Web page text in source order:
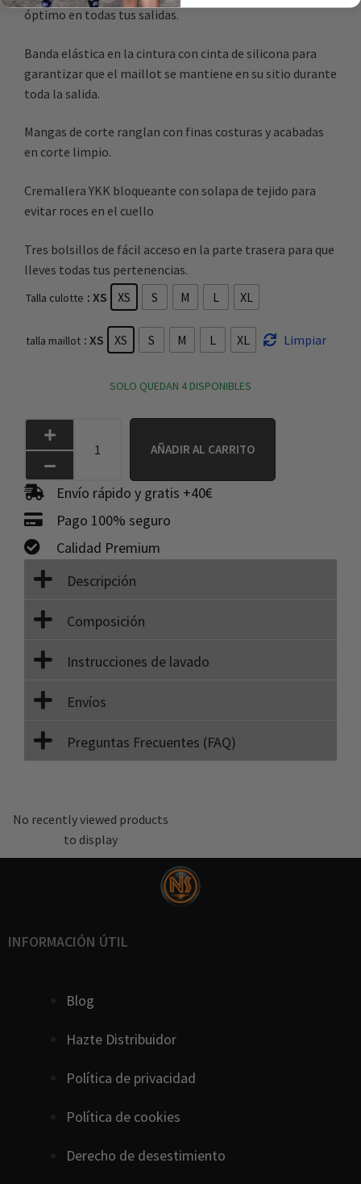
óptimo en todas tus salidas.
Banda elástica en la cintura con cinta de silicona para
garantizar que el maillot se mantiene en su sitio durante
toda la salida.
Mangas de corte ranglan con finas costuras y acabadas
en corte limpio.
Cremallera YKK bloqueante con solapa de tejido para
evitar roces en el cuello
Tres bolsillos de fácil acceso en la parte trasera para que
lleves todas tus pertenencias.
Talla culotte : XS XS S M L XL
talla maillot : XS XS S M L XL Limpiar
SOLO QUEDAN 4 DISPONIBLES
AÑADIR AL CARRITO
Envío rápido y gratis +40€
Pago 100% seguro
Calidad Premium
Descripción
Composición
Instrucciones de lavado
Envíos
Preguntas Frecuentes (FAQ)
No recently viewed products
to display
INFORMACIÓN ÚTIL
Blog
Hazte Distribuidor
Política de privacidad
Política de cookies
Derecho de desestimiento